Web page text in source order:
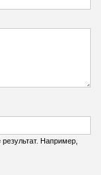
Например,